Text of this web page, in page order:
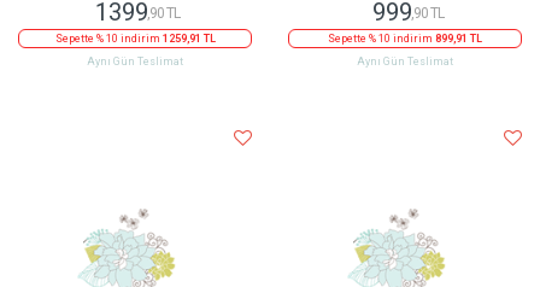
1399,90 TL
Sepette % 10 indirim 1259,91 TL
Aynı Gün Teslimat
999,90 TL
Sepette % 10 indirim 899,91 TL
Aynı Gün Teslimat